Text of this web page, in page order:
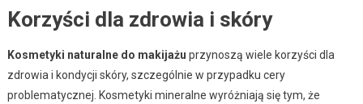
Korzyści dla zdrowia i skóry
Kosmetyki naturalne do makijażu przynoszą wiele korzyści dla
zdrowia i kondycji skóry, szczególnie w przypadku cery
problematycznej. Kosmetyki mineralne wyróżniają się tym, że